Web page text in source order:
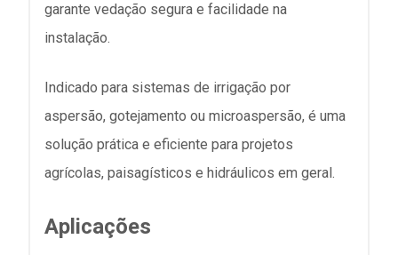
garante vedação segura e facilidade na
instalação.
Indicado para sistemas de irrigação por
aspersão, gotejamento ou microaspersão, é uma
solução prática e eficiente para projetos
agrícolas, paisagísticos e hidráulicos em geral.
Aplicações